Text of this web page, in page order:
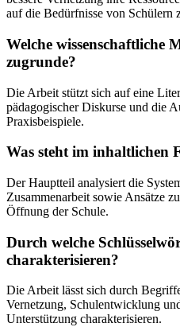
auf die Bedürfnisse von Schülern
Welche wissenschaftliche
zugrunde?
Die Arbeit stützt sich auf eine
pädagogischer Diskurse und die
Praxisbeispiele.
Was steht im inhaltlichen
Der Hauptteil analysiert die
Zusammenarbeit sowie Ansätze
Öffnung der Schule.
Durch welche
charakterisieren?
Die Arbeit lässt sich durch
Vernetzung, Schulentwicklung
Unterstützung charakterisieren.